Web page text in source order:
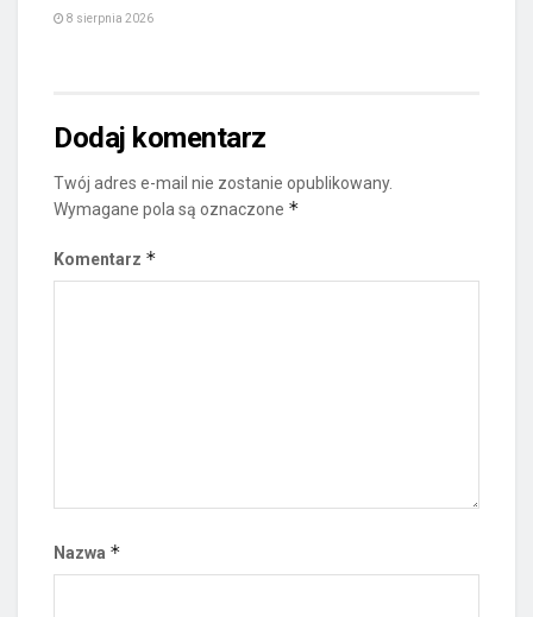
8 sierpnia 2026
Dodaj komentarz
Twój adres e-mail nie zostanie opublikowany.
Wymagane pola są oznaczone *
Komentarz *
Nazwa *